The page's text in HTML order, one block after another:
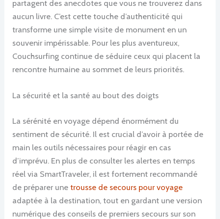
partagent des anecdotes que vous ne trouverez dans
aucun livre. C’est cette touche d’authenticité qui
transforme une simple visite de monument en un
souvenir impérissable. Pour les plus aventureux,
Couchsurfing continue de séduire ceux qui placent la
rencontre humaine au sommet de leurs priorités.
La sécurité et la santé au bout des doigts
La sérénité en voyage dépend énormément du
sentiment de sécurité. Il est crucial d’avoir à portée de
main les outils nécessaires pour réagir en cas
d’imprévu. En plus de consulter les alertes en temps
réel via SmartTraveler, il est fortement recommandé
de préparer unetrousse de secours pour voyage
adaptée à la destination, tout en gardant une version
numérique des conseils de premiers secours sur son